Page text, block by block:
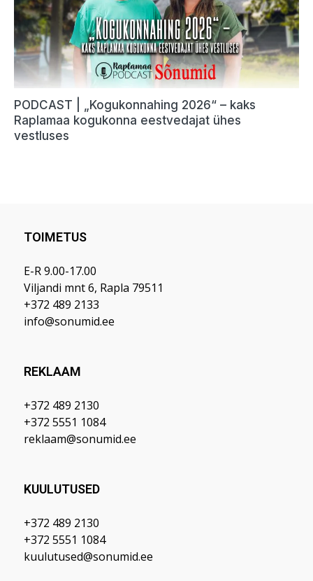
TOIMETUS
E-R 9.00-17.00
Viljandi mnt 6, Rapla 79511
+372 489 2133
info@sonumid.ee
REKLAAM
+372 489 2130
+372 5551 1084
reklaam@sonumid.ee
KUULUTUSED
+372 489 2130
+372 5551 1084
kuulutused@sonumid.ee